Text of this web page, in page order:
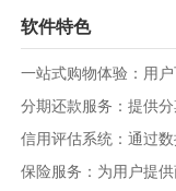
软件特色
一站式购物体验：用
分期还款服务：提供
信用评估系统：通过
保险服务：为用户提